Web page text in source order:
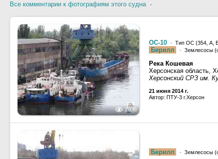
Все комментарии к фотографиям этого судна·
2036
ОС-10 · Тип ОС (354, А,
Берилл · Землесосы
Река Кошевая
Херсонская область,
Херсонский СРЗ им.
21 июня 2014 г.
Автор: ПТУ-3 г.Херсон
Берилл · Землесосы